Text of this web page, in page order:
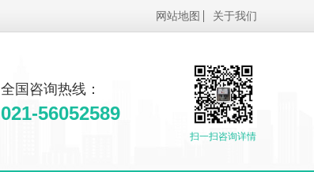
网站地图 关于我们
扫一扫咨询详情
全国咨询热线：
021-56052589